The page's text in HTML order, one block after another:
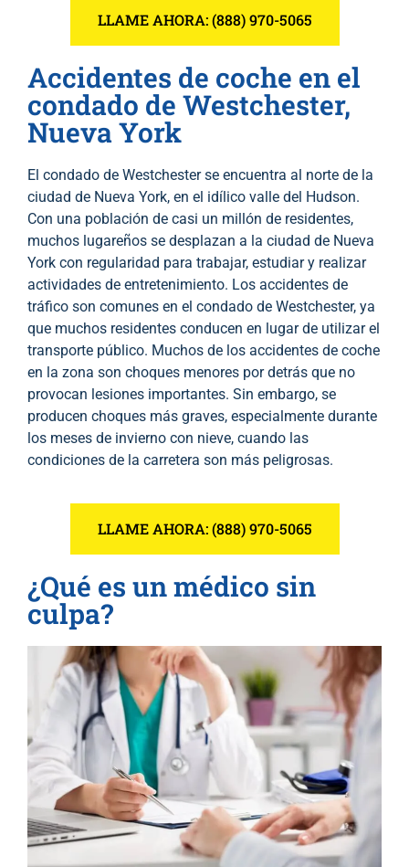
LLAME AHORA: (888) 970-5065
Accidentes de coche en el
condado de Westchester,
Nueva York
El condado de Westchester se encuentra al norte de la
ciudad de Nueva York, en el idílico valle del Hudson.
Con una población de casi un millón de residentes,
muchos lugareños se desplazan a la ciudad de Nueva
York con regularidad para trabajar, estudiar y realizar
actividades de entretenimiento. Los accidentes de
tráfico son comunes en el condado de Westchester, ya
que muchos residentes conducen en lugar de utilizar el
transporte público. Muchos de los accidentes de coche
en la zona son choques menores por detrás que no
provocan lesiones importantes. Sin embargo, se
producen choques más graves, especialmente durante
los meses de invierno con nieve, cuando las
condiciones de la carretera son más peligrosas.
LLAME AHORA: (888) 970-5065
¿Qué es un médico sin
culpa?